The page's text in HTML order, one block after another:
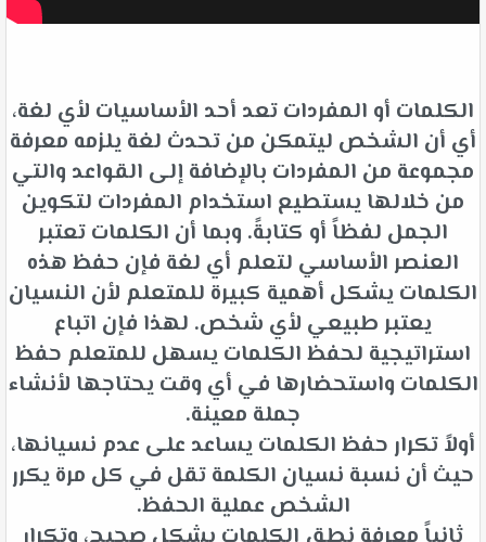
الكلمات أو المفردات تعد أحد الأساسيات لأي لغة،
أي أن الشخص ليتمكن من تحدث لغة يلزمه معرفة
مجموعة من المفردات بالإضافة إلى القواعد والتي
من خلالها يستطيع استخدام المفردات لتكوين
الجمل لفظاً أو كتابةً. وبما أن الكلمات تعتبر
العنصر الأساسي لتعلم أي لغة فإن حفظ هذه
الكلمات يشكل أهمية كبيرة للمتعلم لأن النسيان
يعتبر طبيعي لأي شخص. لهذا فإن اتباع
استراتيجية لحفظ الكلمات يسهل للمتعلم حفظ
الكلمات واستحضارها في أي وقت يحتاجها لأنشاء
جملة معينة.
أولاً تكرار حفظ الكلمات يساعد على عدم نسيانها،
حيث أن نسبة نسيان الكلمة تقل في كل مرة يكرر
الشخص عملية الحفظ.